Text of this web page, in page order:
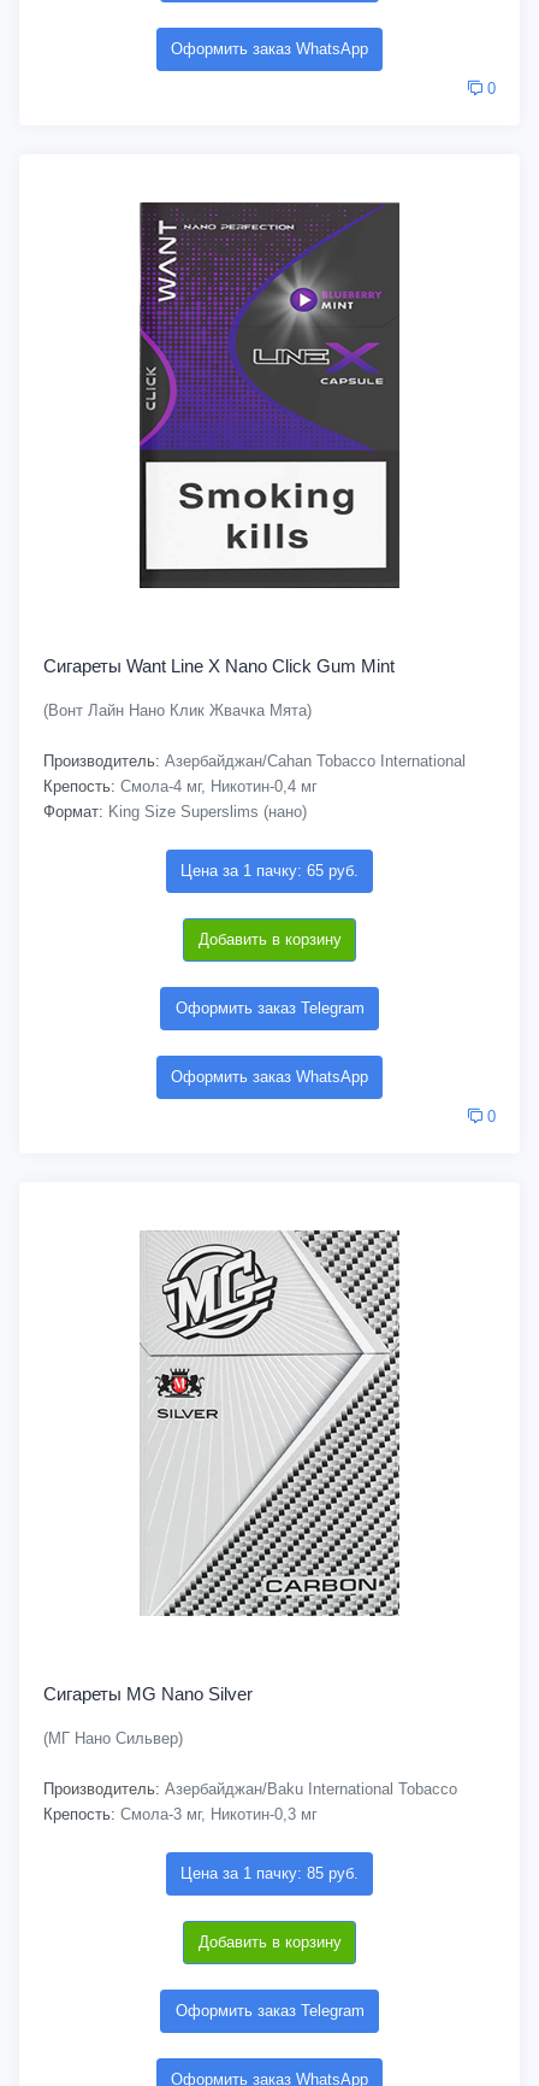
Оформить заказ WhatsApp
0
Сигареты Want Line X Nano Click Gum Mint
(Вонт Лайн Нано Клик Жвачка Мята)
Производитель: Азербайджан/Cahan Tobacco International
Крепость: Смола-4 мг, Никотин-0,4 мг
Формат: King Size Superslims (нано)
Цена за 1 пачку: 65 руб.
Добавить в корзину
Оформить заказ Telegram
Оформить заказ WhatsApp
0
Сигареты MG Nano Silver
(МГ Нано Сильвер)
Производитель: Азербайджан/Baku International Tobacco
Крепость: Смола-3 мг, Никотин-0,3 мг
Цена за 1 пачку: 85 руб.
Добавить в корзину
Оформить заказ Telegram
Оформить заказ WhatsApp